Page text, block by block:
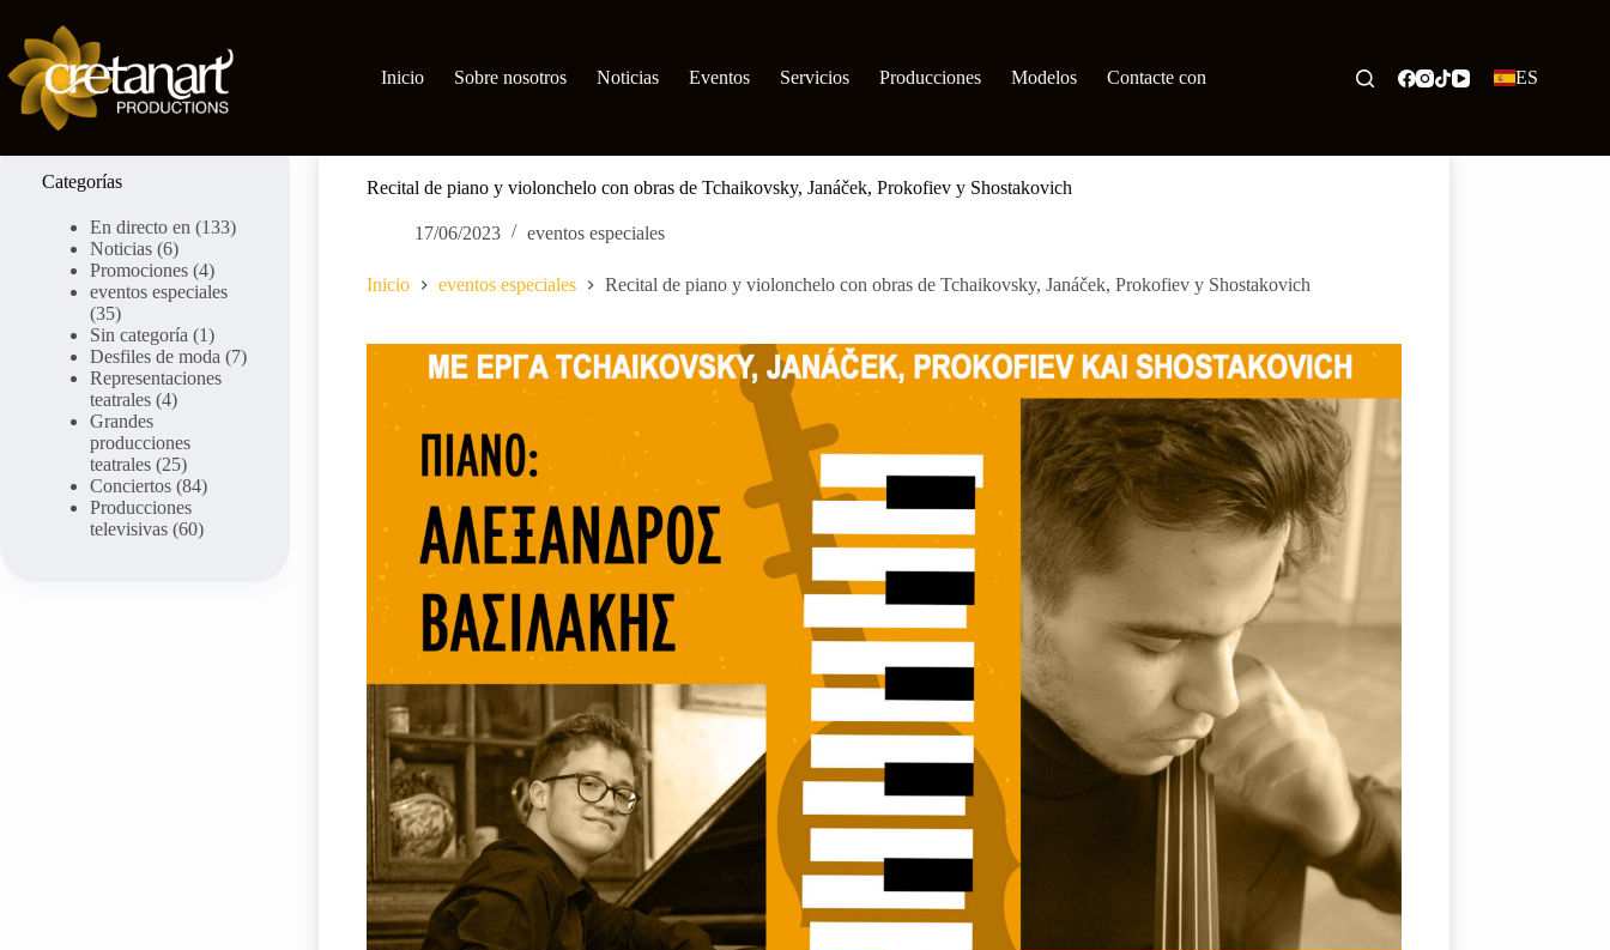
contenido
Inicio
Sobre nosotros Noticias Eventos Servicios Producciones Modelos Contacte con ES
Recital de piano y violonchelo con obras de Tchaikovsky, Janáček, Prokofiev y Shostakovich
17/06/2023 eventos especiales
Inicio eventos especiales Recital de piano y violonchelo con obras de Tchaikovsky, Janáček, Prokofiev y Shostakovich
Categorías
En directo en (133)
Noticias (6)
Promociones (4)
eventos especiales
(35)
Sin categoría (1)
Desfiles de moda (7)
Representaciones
teatrales (4)
Grandes
producciones
teatrales (25)
Conciertos (84)
Producciones
televisivas (60)